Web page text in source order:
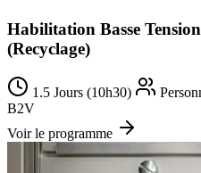
Habilitation Basse
(Recyclage)
1.5 Jours (10h30)
B2V
Voir le programme